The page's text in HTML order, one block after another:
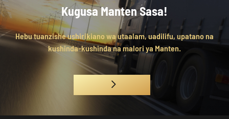
Kugusa Manten Sasa!
Hebu tuanzishe ushirikiano wa utaalam, uadilifu, upatano na
kushinda-kushinda na malori ya Manten.
